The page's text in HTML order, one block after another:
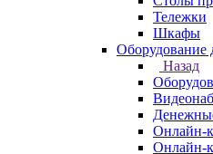
Тележки
Шкафы
Оборудование
Назад
Онлайн-
Онлайн-